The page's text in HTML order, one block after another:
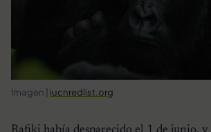
Imagen | iucnredlist.org